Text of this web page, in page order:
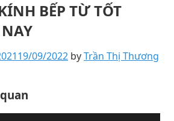
BẾP TỪ TỐT
19/09/2022 byTrần Thị Thương